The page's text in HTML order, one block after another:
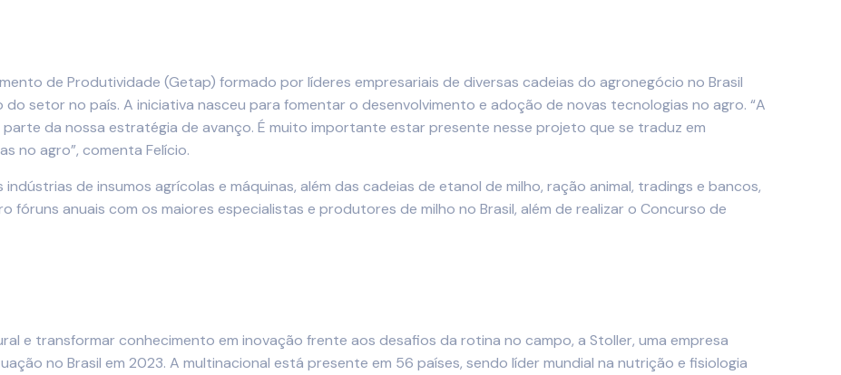
de Produtividade (Getap) formado por líderes empresariais de diversas cadeias do agronegócio no Brasil
setor no país. A iniciativa nasceu para fomentar o desenvolvimento e adoção de novas tecnologias no agro. “A
da nossa estratégia de avanço. É muito importante estar presente nesse projeto que se traduz em
no agro”, comenta Felício.
de insumos agrícolas e máquinas, além das cadeias de etanol de milho, ração animal, tradings e bancos,
fóruns anuais com os maiores especialistas e produtores de milho no Brasil, além de realizar o Concurso de
e transformar conhecimento em inovação frente aos desafios da rotina no campo, a Stoller, uma empresa
no Brasil em 2023. A multinacional está presente em 56 países, sendo líder mundial na nutrição e fisiologia